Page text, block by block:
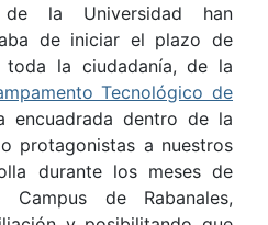
de la Universidad han
de iniciar el plazo de
la ciudadanía, de la
Tecnológico de
encuadrada dentro de la
protagonistas a nuestros
durante los meses de
de Rabanales,